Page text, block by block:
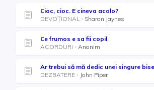
Cioc, cioc. E cineva acolo?
DEVOȚIONAL
Sharon Jaynes
Ce frumos e sa fii copil
ACORDURI
Anonim
Ar trebui să mă dedic unei singure
DEZBATERE
John Piper